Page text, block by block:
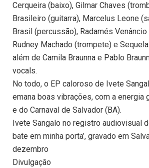
Cerqueira (baixo), Gilmar Chaves
Brasileiro (guitarra), Marcelus Leone
Brasil (percussão), Radamés
Rudney Machado (trompete) e
além de Camila Braunna e Pablo
vocals.
No todo, o EP caloroso de Ivete
emana boas vibrações, com a energia
e do Carnaval de Salvador (BA).
Ivete Sangalo no registro audiovisual
bate em minha porta’, gravado em
dezembro
Divulgação